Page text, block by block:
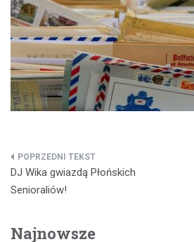
Nawigacja
wpisu
DJ Wika gwiazdą Płońskich
Senioraliów!
Najnowsze